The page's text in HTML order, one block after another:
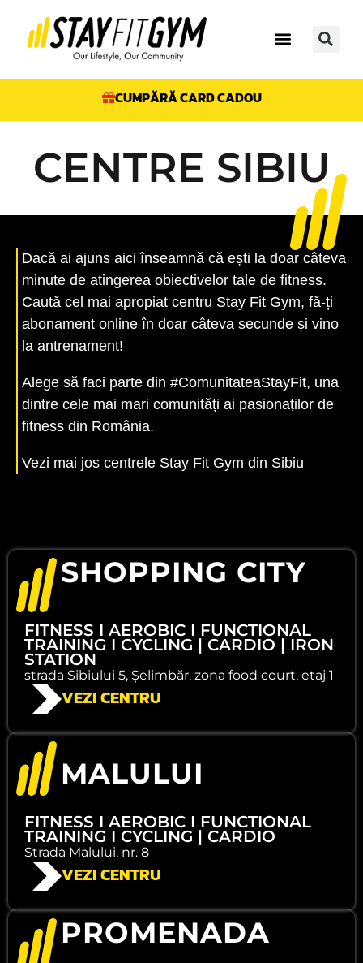
CUMPĂRĂ CARD CADOU
CENTRE SIBIU
Dacă ai ajuns aici înseamnă că ești la doar câteva
minute de atingerea obiectivelor tale de fitness.
Caută cel mai apropiat centru Stay Fit Gym, fă-ți
abonament online în doar câteva secunde și vino
la antrenament!
Alege să faci parte din #ComunitateaStayFit, una
dintre cele mai mari comunități ai pasionaților de
fitness din România.
Vezi mai jos centrele Stay Fit Gym din Sibiu
SHOPPING CITY
FITNESS I AEROBIC I FUNCTIONAL
TRAINING I CYCLING | CARDIO | IRON
STATION
strada Sibiului 5, Șelimbăr, zona food court, etaj 1
VEZI CENTRU
MALULUI
FITNESS I AEROBIC I FUNCTIONAL
TRAINING I CYCLING | CARDIO
Strada Malului, nr. 8
VEZI CENTRU
PROMENADA